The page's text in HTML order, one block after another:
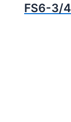
FS6-3/4